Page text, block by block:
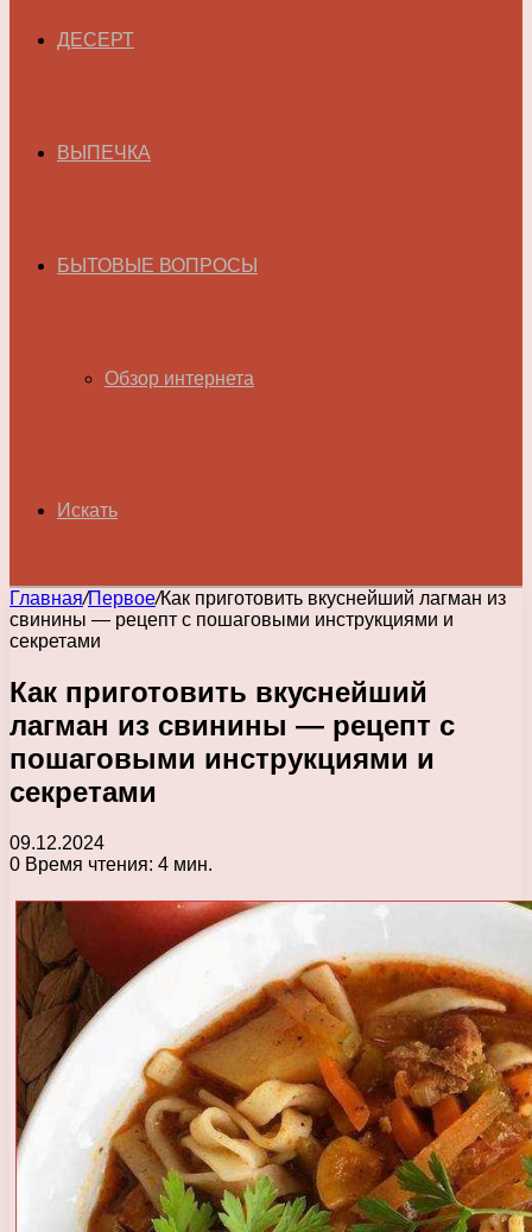
ДЕСЕРТ
ВЫПЕЧКА
БЫТОВЫЕ ВОПРОСЫ
Обзор интернета
Искать
Главная/Первое/Как приготовить вкуснейший лагман из
свинины — рецепт с пошаговыми инструкциями и
секретами
Как приготовить вкуснейший
лагман из свинины — рецепт с
пошаговыми инструкциями и
секретами
09.12.2024
0 Время чтения: 4 мин.